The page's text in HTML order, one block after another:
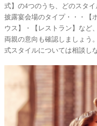
式】の4つのうち、どのスタイ
披露宴会場のタイプ・・・【
ウス】・【レストラン】など
両親の意向も確認しましょう
式スタイルについては相談し